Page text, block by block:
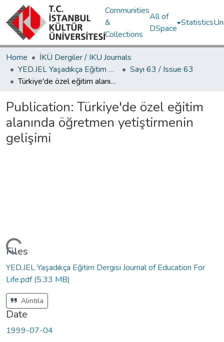
Communities
&
Collections
All of
DSpace
Statistics
Home
İKÜ Dergiler / IKU Journals
YED.JEL Yaşadıkça Eğitim Dergisi / Journal of Education For Life
Sayı 63 / Issue 63
Türkiye'de özel eğitim alanında öğretmen yetiştirmenin gelişimi
Publication: Türkiye'de özel eğitim
alanında öğretmen yetiştirmenin
gelişimi
Loading...
Files
YED.JEL Yaşadıkça Eğitim Dergisi Journal of Education For
Life.pdf(5.33 MB)
Alıntıla
Date
1999-07-04